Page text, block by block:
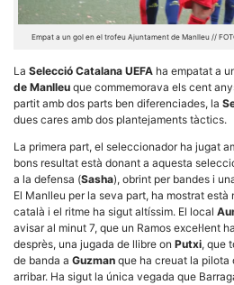
Empat a un gol en el trofeu Ajuntament de Manlleu //
La Selecció Catalana UEFA ha empatat a
de Manlleu que commemorava els cent
partit amb dos parts ben diferenciades, la
dues cares amb dos plantejaments tàctics.
La primera part, el seleccionador ha jugat
bons resultat està donant a aquesta
a la defensa (Sasha), obrint per bandes i
El Manlleu per la seva part, ha mostrat
català i el ritme ha sigut altíssim. El local
avisar al minut 7, que un Ramos excel·lent
desprès, una jugada de llibre on Putxi, que
de banda a Guzman que ha creuat la pilota
arribar. Ha sigut la única vegada que